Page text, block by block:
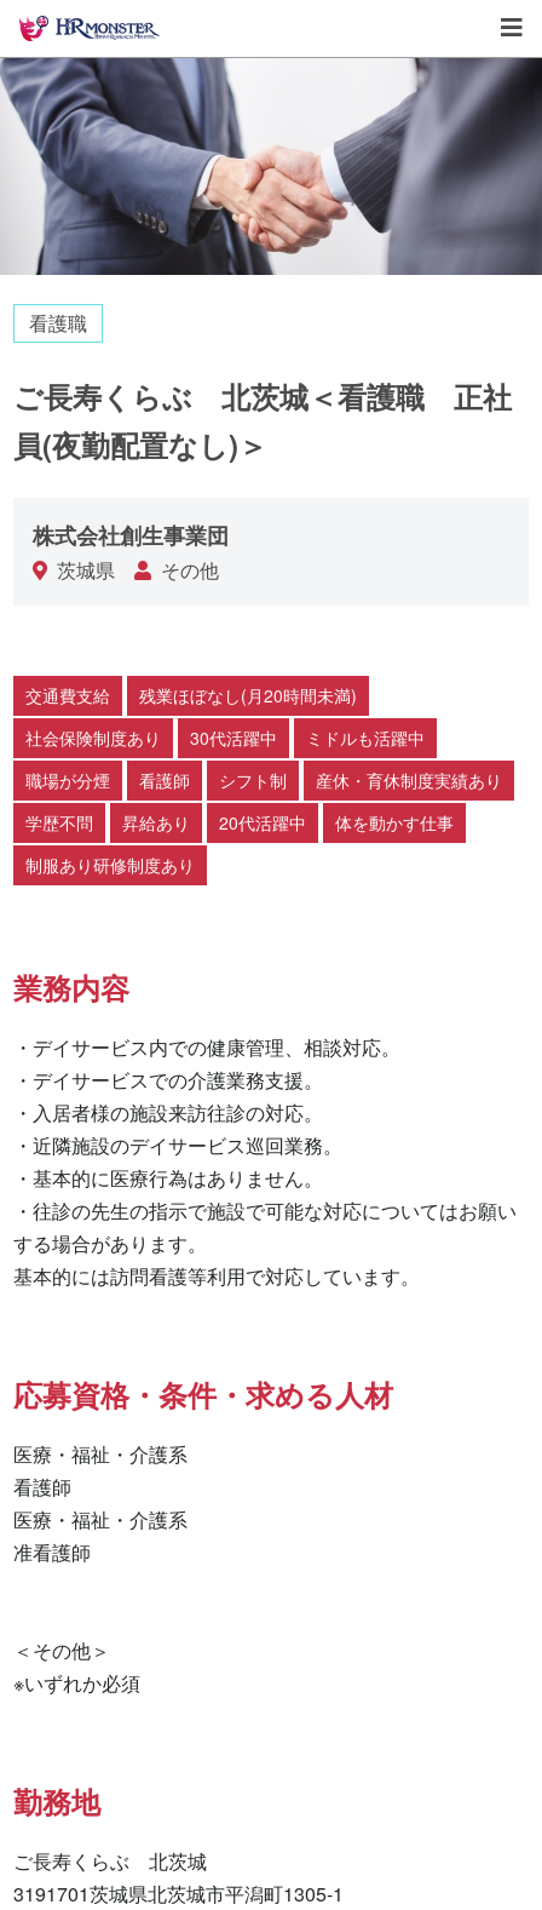
看護職
ご長寿くらぶ 北茨城＜看護職 正社
員(夜勤配置なし)＞
株式会社創生事業団
茨城県 その他
交通費支給
残業ほぼなし(月20時間未満)
社会保険制度あり
30代活躍中
ミドルも活躍中
職場が分煙
看護師 シフト制
産休・育休制度実績あり
学歴不問
昇給あり 20代活躍中
体を動かす仕事
制服あり研修制度あり
業務内容
・デイサービス内での健康管理、相談対応。
・デイサービスでの介護業務支援。
・入居者様の施設来訪往診の対応。
・近隣施設のデイサービス巡回業務。
・基本的に医療行為はありません。
・往診の先生の指示で施設で可能な対応についてはお願い
する場合があります。
基本的には訪問看護等利用で対応しています。
応募資格・条件・求める人材
医療・福祉・介護系
看護師
医療・福祉・介護系
准看護師
＜その他＞
※いずれか必須
勤務地
ご長寿くらぶ　北茨城
3191701茨城県北茨城市平潟町1305-1